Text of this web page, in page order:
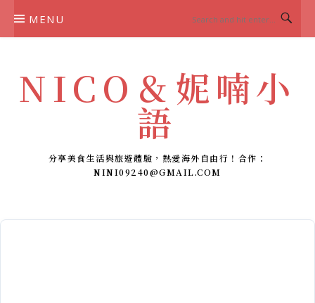
MENU
NICO＆妮喃小
語
分享美食生活與旅遊體驗，熱愛海外自由行！合作：
NINI09240@GMAIL.COM